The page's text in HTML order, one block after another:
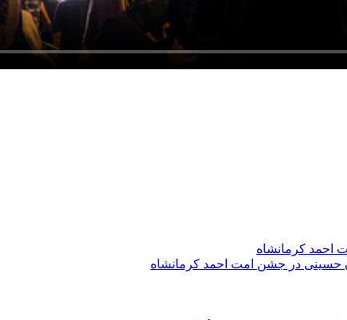
احمد کرمانشاه
در جشن امت احمد کرمانشاه